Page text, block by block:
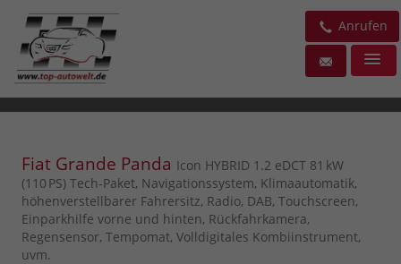
Anrufen
Fiat Grande Panda Icon HYBRID 1.2 eDCT 81 kW
(110 PS) Tech-Paket, Navigationssystem, Klimaautomatik,
höhenverstellbarer Fahrersitz, Radio, DAB, Touchscreen,
Einparkhilfe vorne und hinten, Rückfahrkamera,
Regensensor, Tempomat, Volldigitales Kombiinstrument,
uvm.